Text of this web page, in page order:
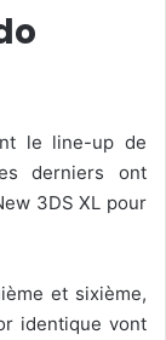
le line-up de
derniers ont
3DS XL pour
et sixième,
identique vont